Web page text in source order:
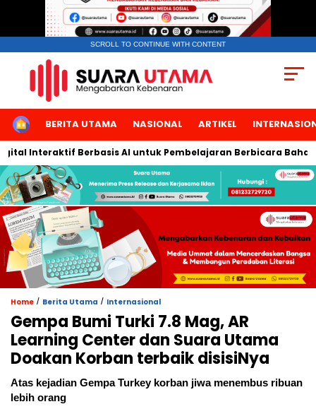
SCROLL TO CONTINUE WITH CONTENT
HOMEBERITA UTAMA NASIONAL ARTIKEL
Berbasis AI untuk Pembelajaran Berbicara Bahasa Arab
Home / Berita Utama / Internasional
Gempa Bumi Turki 7.8 Mag, AR
Learning Center dan Suara Utama
Doakan Korban terbaik disisiNya
Atas kejadian Gempa Turkey korban jiwa menembus ribuan
lebih orang